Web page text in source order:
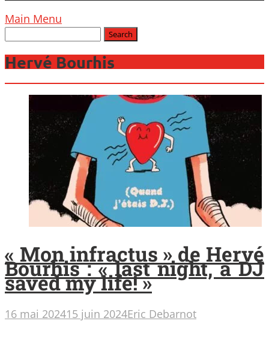
Main Menu
Hervé Bourhis
« Mon infractus » de Hervé
Bourhis : « last night, a DJ
saved my life! »
16 mai 202415 juin 2024Eric Debarnot